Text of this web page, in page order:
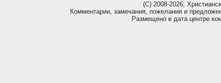
(С) 2008-2026,
Комментарии, замечания, пожелания и
Размещено в дата центре